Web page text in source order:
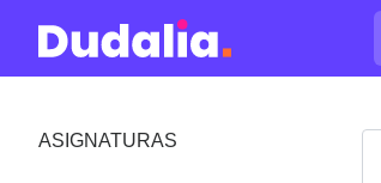
ASIGNATURAS